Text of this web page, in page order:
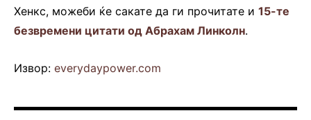
Хенкс, можеби ќе сакате да ги прочитате и 15-те
безвремени цитати од Абрахам Линколн.
Извор: everydaypower.com